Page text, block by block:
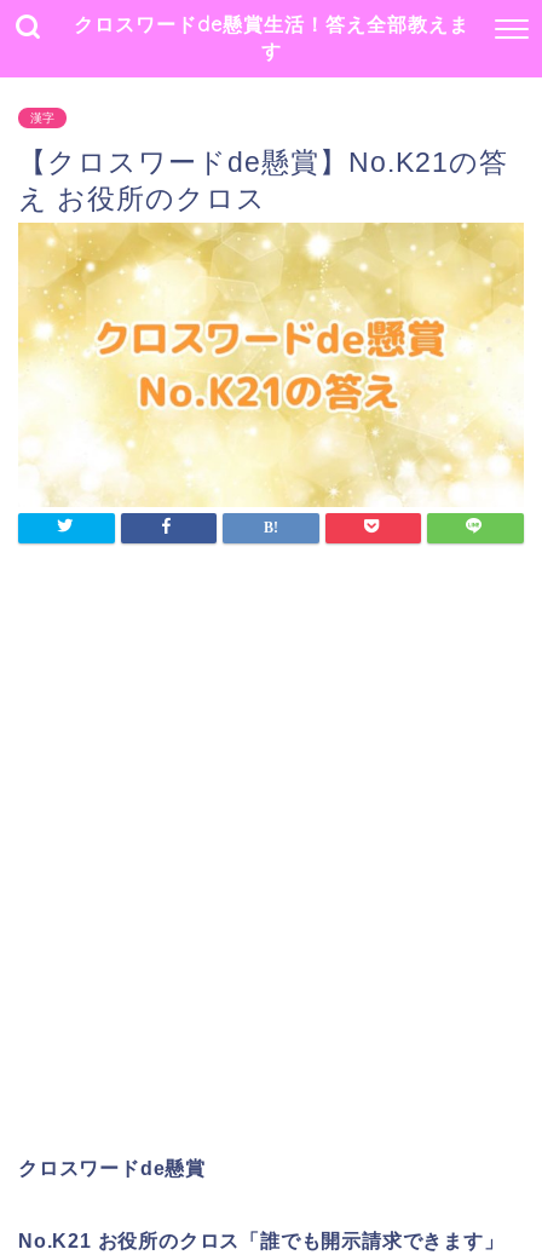
クロスワードde懸賞生活！答え全部教えま
す
漢字
【クロスワードde懸賞】No.K21の答
え お役所のクロス
クロスワードde懸賞
No.K21 お役所のクロス「誰でも開示請求できます」